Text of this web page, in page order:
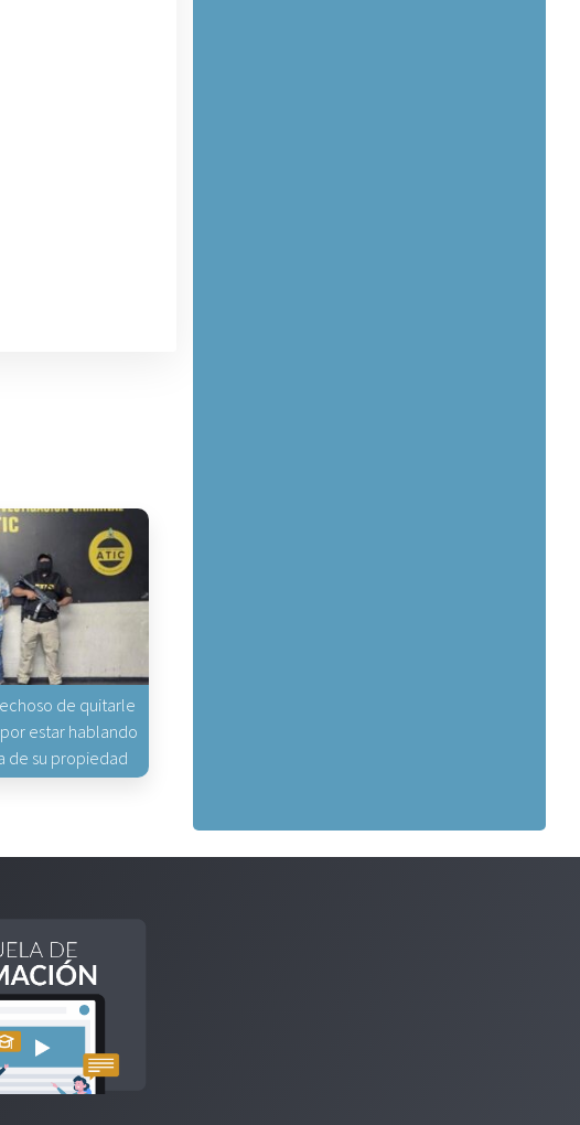
de quitarle
estar hablando
de su propiedad